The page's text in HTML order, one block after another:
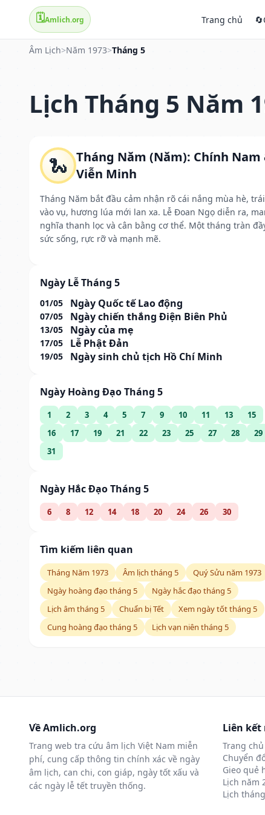
🗓️Amlich.org Trang chủ 🔄
Âm Lịch>Năm 1973>Tháng 5
Lịch Tháng 5 Năm
🐍 Tháng Năm (Năm): Chính Nam
Viễn Minh
Tháng Năm bắt đầu cảm nhận rõ cái nắng mùa hè,
vào vụ, hương lúa mới lan xa. Lễ Đoan Ngọ diễn ra,
nghĩa thanh lọc và cân bằng cơ thể. Một tháng tràn
sức sống, rực rỡ và mạnh mẽ.
Ngày Lễ Tháng 5
01/05 Ngày Quốc tế Lao động
07/05 Ngày chiến thắng Điện Biên Phủ
13/05 Ngày của mẹ
17/05 Lễ Phật Đản
19/05 Ngày sinh chủ tịch Hồ Chí Minh
Ngày Hoàng Đạo Tháng 5
1 2 3 4 5 7 9 10 11 13
15
16
17 19 21 22 23 25 27 28
29
31
Ngày Hắc Đạo Tháng 5
6 8 12 14 18 20 24 26 30
Tìm kiếm liên quan
Tháng Năm 1973 Âm lịch tháng 5
Quý Sửu năm 1973
Ngày hoàng đạo tháng 5
Ngày hắc đạo tháng 5
Lịch âm tháng 5
Chuẩn bị Tết
Xem ngày tốt tháng 5
Cung hoàng đạo tháng 5
Lịch vạn niên tháng 5
Về Amlich.org
Trang web tra cứu âm lịch Việt Nam miễn
phí, cung cấp thông tin chính xác về ngày
âm lịch, can chi, con giáp, ngày tốt xấu và
các ngày lễ tết truyền thống.
Liên kết
Trang chủ
Chuyển
Gieo quẻ
Lịch năm
Lịch